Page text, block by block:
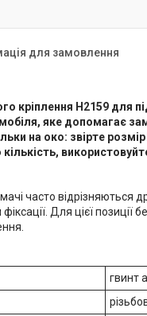
для замовлення
кріплення H2159 для
яке допомагає
на око: звірте
часто
Для цієї позиції
гвинт